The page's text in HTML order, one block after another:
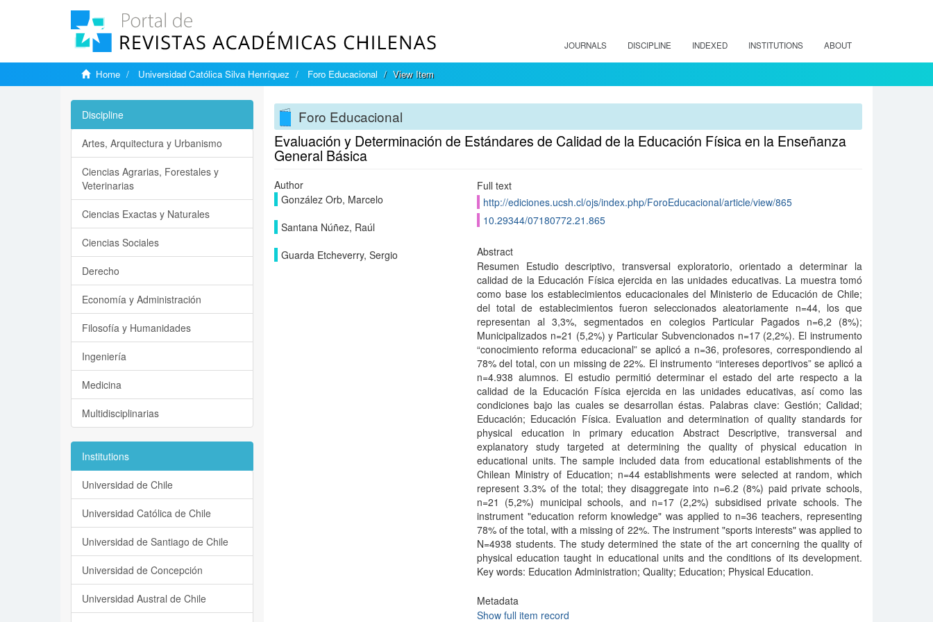
JOURNALS DISCIPLINE INDEXED INSTITUTIONS ABOUT
Home Universidad Católica Silva Henríquez Foro Educacional View Item
Foro Educacional
Evaluación y Determinación de Estándares de Calidad de la Educación Física en la Enseñanza
General Básica
Author
González Orb, Marcelo
Santana Núñez, Raúl
Guarda Etcheverry, Sergio
Full text
http://ediciones.ucsh.cl/ojs/index.php/ForoEducacional/article/view/865
10.29344/07180772.21.865
Abstract
Resumen Estudio descriptivo, transversal exploratorio, orientado a determinar la
calidad de la Educación Física ejercida en las unidades educativas. La muestra tomó
como base los establecimientos educacionales del Ministerio de Educación de Chile;
del total de establecimientos fueron seleccionados aleatoriamente n=44, los que
representan al 3,3%, segmentados en colegios Particular Pagados n=6,2 (8%);
Municipalizados n=21 (5,2%) y Particular Subvencionados n=17 (2,2%). El instrumento
“conocimiento reforma educacional” se aplicó a n=36, profesores, correspondiendo al
78% del total, con un missing de 22%. El instrumento “intereses deportivos” se aplicó a
n=4.938 alumnos. El estudio permitió determinar el estado del arte respecto a la
calidad de la Educación Física ejercida en las unidades educativas, así como las
condiciones bajo las cuales se desarrollan éstas. Palabras clave: Gestión; Calidad;
Educación; Educación Física. Evaluation and determination of quality standards for
physical education in primary education Abstract Descriptive, transversal and
explanatory study targeted at determining the quality of physical education in
educational units. The sample included data from educational establishments of the
Chilean Ministry of Education; n=44 establishments were selected at random, which
represent 3.3% of the total; they disaggregate into n=6.2 (8%) paid private schools,
n=21 (5,2%) municipal schools, and n=17 (2,2%) subsidised private schools. The
instrument "education reform knowledge" was applied to n=36 teachers, representing
78% of the total, with a missing of 22%. The instrument "sports interests" was applied to
N=4938 students. The study determined the state of the art concerning the quality of
physical education taught in educational units and the conditions of its development.
Key words: Education Administration; Quality; Education; Physical Education.
Metadata
Show full item record
Discipline
Artes, Arquitectura y Urbanismo
Ciencias Agrarias, Forestales y
Veterinarias
Ciencias Exactas y Naturales
Ciencias Sociales
Derecho
Economía y Administración
Filosofía y Humanidades
Ingeniería
Medicina
Multidisciplinarias
Institutions
Universidad de Chile
Universidad Católica de Chile
Universidad de Santiago de Chile
Universidad de Concepción
Universidad Austral de Chile